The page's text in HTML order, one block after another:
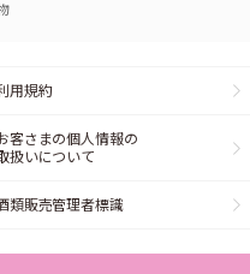
用規約
客さまの個人情報の
扱いについて
類販売管理者標識